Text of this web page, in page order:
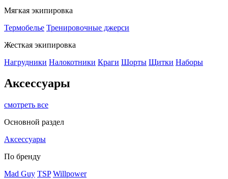
Мягкая экипировка
Термобелье Тренировочные джерси
Жесткая экипировка
Нагрудники Налокотники Краги Шорты Щитки Наборы
Аксессуары
смотреть все
Основной раздел
Аксессуары
По бренду
Mad Guy TSP Willpower